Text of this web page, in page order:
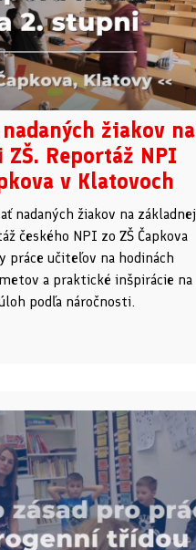
žiakov na
Reportáž NPI
v Klatovoch
nadaných žiakov na základnej
českého NPI zo ZŠ Čapkova
práce učiteľov na hodinách
a praktické inšpirácie na
podľa náročnosti.